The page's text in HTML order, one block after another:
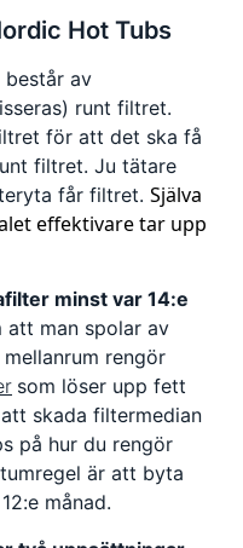
Hot Tubs
av
runt filtret.
för att det ska få
filtret. Ju tätare
får filtret. Själva
effektivare tar upp
minst var 14:e
att man spolar av
rengör
som löser upp fett
skada filtermedian
på hur du rengör
är att byta
månad.